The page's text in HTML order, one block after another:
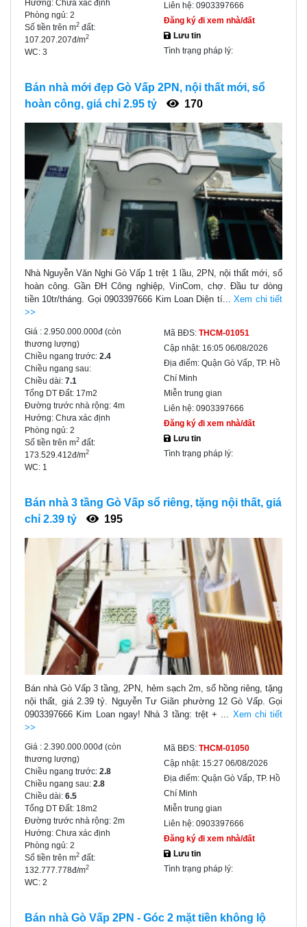
Hướng: Chưa xác định
Phòng ngủ: 2
Số tiền trên m2 đất:
107.207.207đ/m2
WC: 3
Liên hệ: 0903397666
Đăng ký đi xem nhà/đất
Lưu tin
Tình trạng pháp lý:
Bán nhà mới đẹp Gò Vấp 2PN, nội thất mới, sổ
hoàn công, giá chỉ 2.95 tỷ
170
Nhà Nguyễn Văn Nghi Gò Vấp 1 trệt 1 lầu, 2PN, nội thất mới, sổ
hoàn công. Gần ĐH Công nghiệp, VinCom, chợ. Đầu tư dòng
tiền 10tr/tháng. Gọi 0903397666 Kim Loan Diện tí...Xem chi tiết
>>
Giá : 2.950.000.000đ (còn
thương lượng)
Chiều ngang trước: 2.4
Chiều ngang sau:
Chiều dài: 7.1
Tổng DT Đất: 17m2
Đường trước nhà rộng: 4m
Hướng: Chưa xác định
Phòng ngủ: 2
Số tiền trên m2 đất:
173.529.412đ/m2
WC: 1
Mã BĐS: THCM-01051
Cập nhật: 16:05 06/08/2026
Địa điểm: Quận Gò Vấp, TP. Hồ
Chí Minh
Miễn trung gian
Liên hệ: 0903397666
Đăng ký đi xem nhà/đất
Lưu tin
Tình trạng pháp lý:
Bán nhà 3 tầng Gò Vấp sổ riêng, tặng nội thất, giá
chỉ 2.39 tỷ
195
Bán nhà Gò Vấp 3 tầng, 2PN, hẻm sạch 2m, sổ hồng riêng, tặng
nội thất, giá 2.39 tỷ. Nguyễn Tư Giãn phường 12 Gò Vấp. Gọi
0903397666 Kim Loan ngay! Nhà 3 tầng: trệt + ... Xem chi tiết
>>
Giá : 2.390.000.000đ (còn
thương lượng)
Chiều ngang trước: 2.8
Chiều ngang sau: 2.8
Chiều dài: 6.5
Tổng DT Đất: 18m2
Đường trước nhà rộng: 2m
Hướng: Chưa xác định
Phòng ngủ: 2
Số tiền trên m2 đất:
132.777.778đ/m2
WC: 2
Mã BĐS: THCM-01050
Cập nhật: 15:27 06/08/2026
Địa điểm: Quận Gò Vấp, TP. Hồ
Chí Minh
Miễn trung gian
Liên hệ: 0903397666
Đăng ký đi xem nhà/đất
Lưu tin
Tình trạng pháp lý:
Bán nhà Gò Vấp 2PN - Góc 2 mặt tiền không lộ